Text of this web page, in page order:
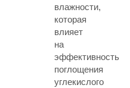
влажности,
которая
влияет
на
эффективность
поглощения
углекислого